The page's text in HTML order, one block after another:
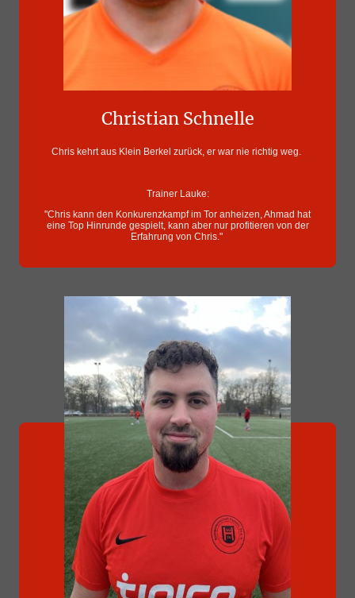
Christian Schnelle
Chris kehrt aus Klein Berkel zurück, er war nie richtig weg.
Trainer Lauke:
"Chris kann den Konkurenzkampf im Tor anheizen, Ahmad hat
eine Top Hinrunde gespielt, kann aber nur profitieren von der
Erfahrung von Chris."